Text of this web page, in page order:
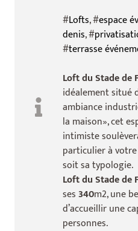
#Lofts, #espace
denis, #
#terrasse
Loft du Stade de
idéalement situé
ambiance
la maison», cet
intimiste
particulier à votre
soit sa typologie.
Loft du Stade de
ses340m2, une
d’accueillir une
personnes.